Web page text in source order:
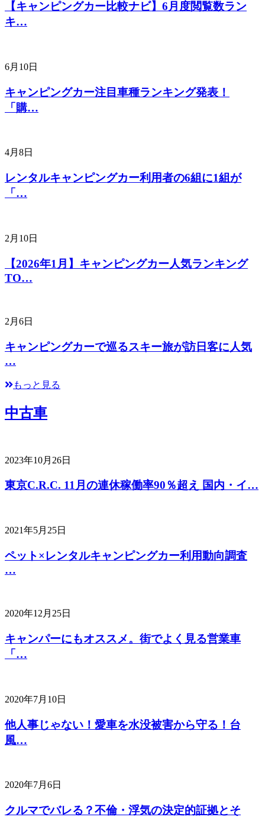
【キャンピングカー比較ナビ】6月度閲覧数ラン
キ…
6月10日
キャンピングカー注目車種ランキング発表！
「購…
4月8日
レンタルキャンピングカー利用者の6組に1組が
「…
2月10日
【2026年1月】キャンピングカー人気ランキング
TO…
2月6日
キャンピングカーで巡るスキー旅が訪日客に人気
…
もっと見る
中古車
2023年10月26日
東京C.R.C. 11月の連休稼働率90％超え 国内・イ…
2021年5月25日
ペット×レンタルキャンピングカー利用動向調査
…
2020年12月25日
キャンパーにもオススメ。街でよく見る営業車
「…
2020年7月10日
他人事じゃない！愛車を水没被害から守る！台
風…
2020年7月6日
クルマでバレる？不倫・浮気の決定的証拠とそ